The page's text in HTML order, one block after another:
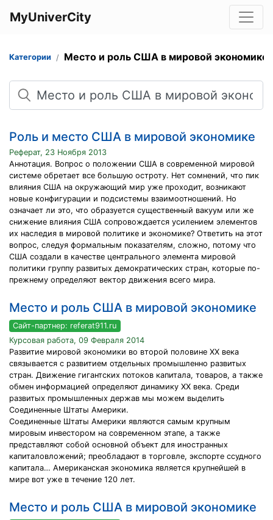
MyUniverCity
Категории Место и роль США в мировой экономике
Поиск
Роль и место США в мировой экономике
Реферат, 23 Ноября 2013
Аннотация. Вопрос о положении США в современной мировой
системе обретает все большую остроту. Нет сомнений, что пик
влияния США на окружающий мир уже проходит, возникают
новые конфигурации и подсистемы взаимоотношений. Но
означает ли это, что образуется существенный вакуум или же
снижение влияния США сопровождается усилением элементов
их наследия в мировой политике и экономике? Ответить на этот
вопрос, следуя формальным показателям, сложно, потому что
США создали в качестве центрального элемента мировой
политики группу развитых демократических стран, которые по-
прежнему определяют вектор движения всего мира.
Место и роль США в мировой экономике
Сайт-партнер: referat911.ru
Курсовая работа, 09 Февраля 2014
Развитие мировой экономики во второй половине ХХ века
связывается с развитием отдельных промышленно развитых
стран. Движение гигантских потоков капитала, товаров, а также
обмен информацией определяют динамику ХХ века. Среди
развитых промышленных держав мы можем выделить
Соединенные Штаты Америки.
Соединенные Штаты Америки являются самым крупным
мировым инвестором на современном этапе, а также
представляют собой основной объект для иностранных
капиталовложений; преобладают в торговле, экспорте ссудного
капитала… Американская экономика является крупнейшей в
мире вот уже в течение 120 лет.
Место и роль США в мировой экономике